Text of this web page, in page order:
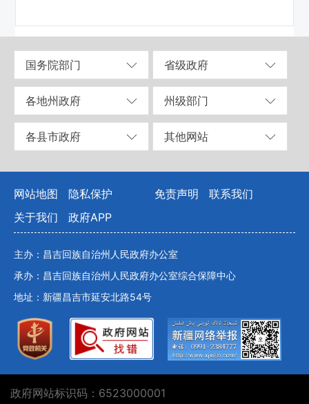
国务院部门 省级政府
各地州政府 州级部门
各县市政府 其他网站
网站地图 隐私保护 免责声明
联系我们
关于我们
政府APP
主办：昌吉回族自治州人民政府办公室
承办：昌吉回族自治州人民政府办公室综合保障中心
地址：新疆昌吉市延安北路54号
政府网站标识码：6523000001